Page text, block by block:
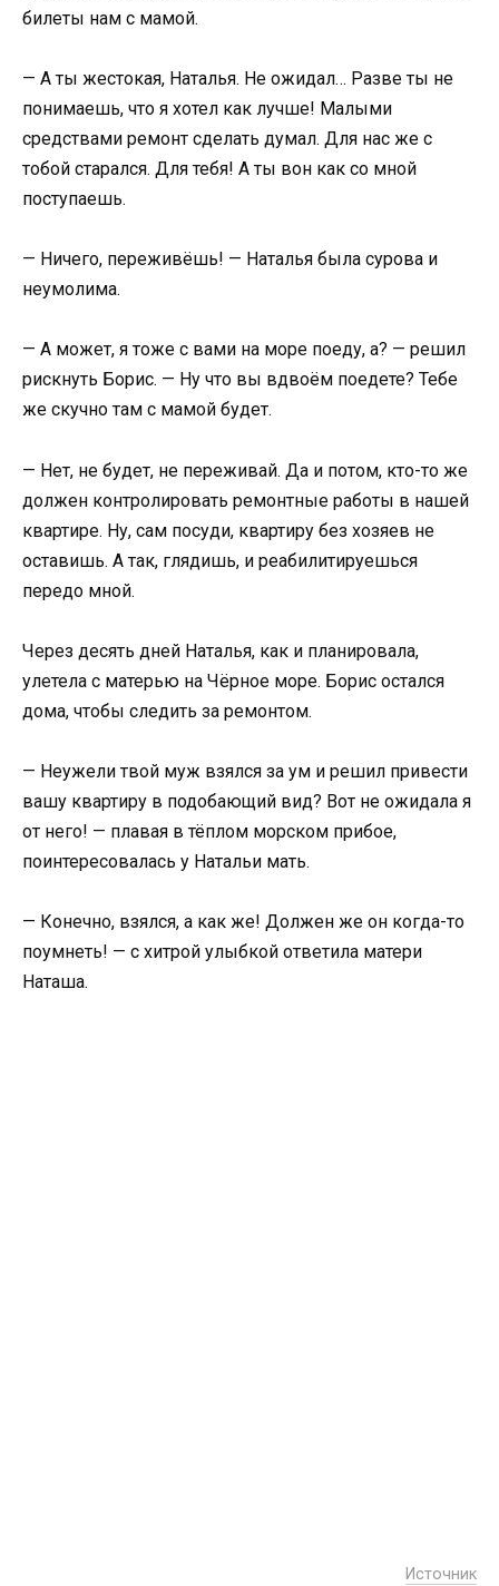
билеты нам с мамой.
— А ты жестокая, Наталья. Не ожидал… Разве ты не
понимаешь, что я хотел как лучше! Малыми
средствами ремонт сделать думал. Для нас же с
тобой старался. Для тебя! А ты вон как со мной
поступаешь.
— Ничего, переживёшь! — Наталья была сурова и
неумолима.
— А может, я тоже с вами на море поеду, а? — решил
рискнуть Борис. — Ну что вы вдвоём поедете? Тебе
же скучно там с мамой будет.
— Нет, не будет, не переживай. Да и потом, кто-то же
должен контролировать ремонтные работы в нашей
квартире. Ну, сам посуди, квартиру без хозяев не
оставишь. А так, глядишь, и реабилитируешься
передо мной.
Через десять дней Наталья, как и планировала,
улетела с матерью на Чёрное море. Борис остался
дома, чтобы следить за ремонтом.
— Неужели твой муж взялся за ум и решил привести
вашу квартиру в подобающий вид? Вот не ожидала я
от него! — плавая в тёплом морском прибое,
поинтересовалась у Натальи мать.
— Конечно, взялся, а как же! Должен же он когда-то
поумнеть! — с хитрой улыбкой ответила матери
Наташа.
Источник